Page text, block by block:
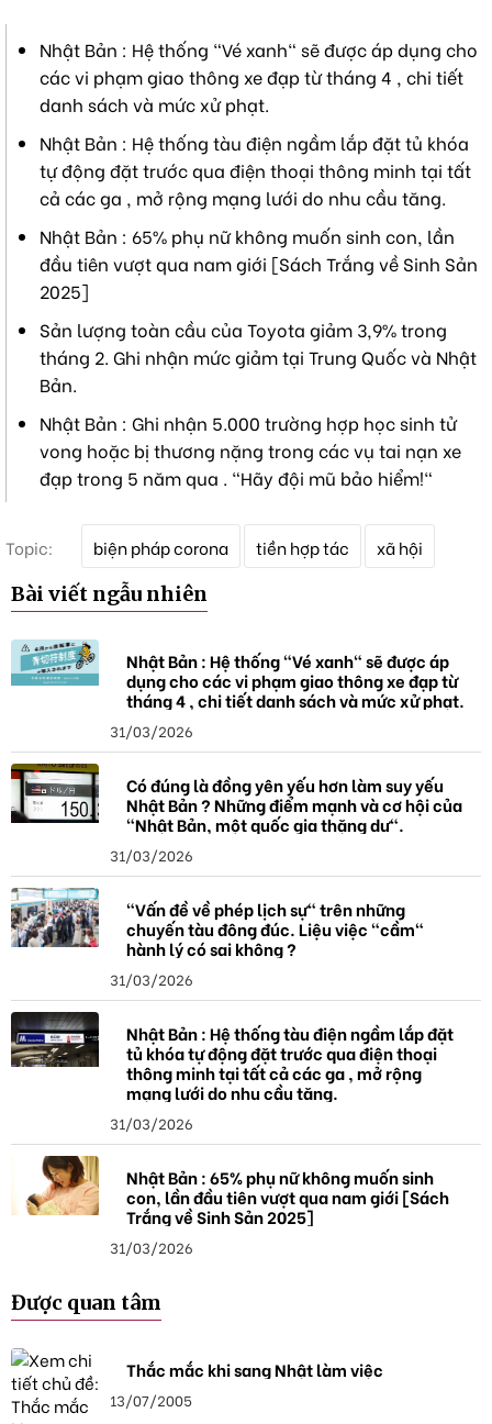
Nhật Bản : Hệ thống "Vé xanh" sẽ được áp dụng cho
các vi phạm giao thông xe đạp từ tháng 4 , chi tiết
danh sách và mức xử phạt.
Nhật Bản : Hệ thống tàu điện ngầm lắp đặt tủ khóa
tự động đặt trước qua điện thoại thông minh tại tất
cả các ga , mở rộng mạng lưới do nhu cầu tăng.
Nhật Bản : 65% phụ nữ không muốn sinh con, lần
đầu tiên vượt qua nam giới [Sách Trắng về Sinh Sản
2025]
Sản lượng toàn cầu của Toyota giảm 3,9% trong
tháng 2. Ghi nhận mức giảm tại Trung Quốc và Nhật
Bản.
Nhật Bản : Ghi nhận 5.000 trường hợp học sinh tử
vong hoặc bị thương nặng trong các vụ tai nạn xe
đạp trong 5 năm qua . "Hãy đội mũ bảo hiểm!"
Topic:
k
h
a
biện pháp corona tiền hợp tác xã hội
Bài viết ngẫu nhiên
Nhật Bản : Hệ thống "Vé xanh" sẽ được áp
dụng cho các vi phạm giao thông xe đạp từ
tháng 4 , chi tiết danh sách và mức xử phạt.
31/03/2026
Có đúng là đồng yên yếu hơn làm suy yếu
Nhật Bản ? Những điểm mạnh và cơ hội của
"Nhật Bản, một quốc gia thặng dư".
31/03/2026
"Vấn đề về phép lịch sự" trên những
chuyến tàu đông đúc. Liệu việc "cầm"
hành lý có sai không ?
31/03/2026
Nhật Bản : Hệ thống tàu điện ngầm lắp đặt
tủ khóa tự động đặt trước qua điện thoại
thông minh tại tất cả các ga , mở rộng
mạng lưới do nhu cầu tăng.
31/03/2026
Nhật Bản : 65% phụ nữ không muốn sinh
con, lần đầu tiên vượt qua nam giới [Sách
Trắng về Sinh Sản 2025]
31/03/2026
Được quan tâm
Thắc mắc khi sang Nhật làm việc
13/07/2005